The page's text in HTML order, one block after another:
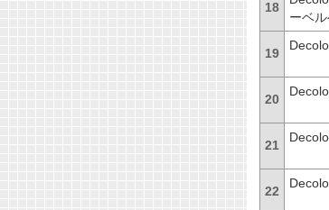
18
ーベル
19
20
21
22